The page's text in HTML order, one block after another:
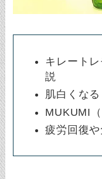
キレート
説
肌白くな
MUKUMI
疲労回復